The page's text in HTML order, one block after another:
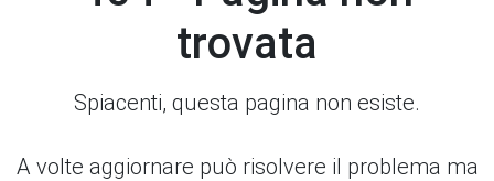
trovata
Spiacenti, questa pagina non esiste.
A volte aggiornare può risolvere il problema ma